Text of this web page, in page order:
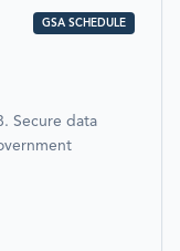
GSA SCHEDULE
Secure data